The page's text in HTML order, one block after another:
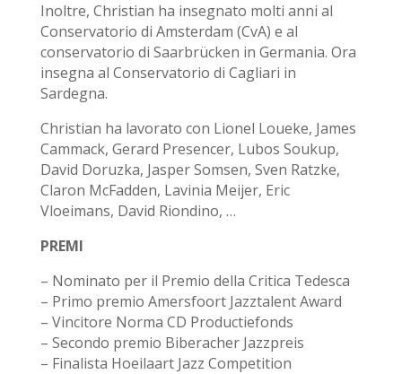
Inoltre, Christian ha insegnato molti anni al
Conservatorio di Amsterdam (CvA) e al
conservatorio di Saarbrücken in Germania. Ora
insegna al Conservatorio di Cagliari in
Sardegna.
Christian ha lavorato con Lionel Loueke, James
Cammack, Gerard Presencer, Lubos Soukup,
David Doruzka, Jasper Somsen, Sven Ratzke,
Claron McFadden, Lavinia Meijer, Eric
Vloeimans, David Riondino, …
PREMI
– Nominato per il Premio della Critica Tedesca
– Primo premio Amersfoort Jazztalent Award
– Vincitore Norma CD Productiefonds
– Secondo premio Biberacher Jazzpreis
– Finalista Hoeilaart Jazz Competition